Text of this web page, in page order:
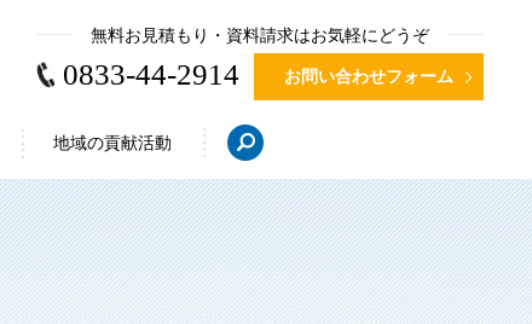
無料お見積もり・資料請求はお気軽にどうぞ
0833-44-2914 お問い合わせフォーム
地域の貢献活動 search